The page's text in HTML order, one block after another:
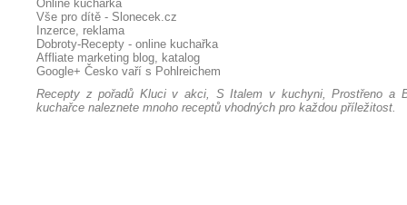
Online kuchařka
Vše pro dítě - Slonecek.cz
Inzerce, reklama
Dobroty-Recepty - online kuchařka
Affliate marketing blog, katalog
Google+ Česko vaří s Pohlreichem
Recepty z pořadů Kluci v akci, S Italem v kuchyni, Prostřeno a
kuchařce naleznete mnoho receptů vhodných pro každou příležitost.